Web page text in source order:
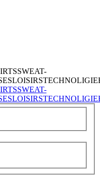
SWEAT-
LOISIRSTECHNOLIGIE
SWEAT-
LOISIRSTECHNOLIGIE